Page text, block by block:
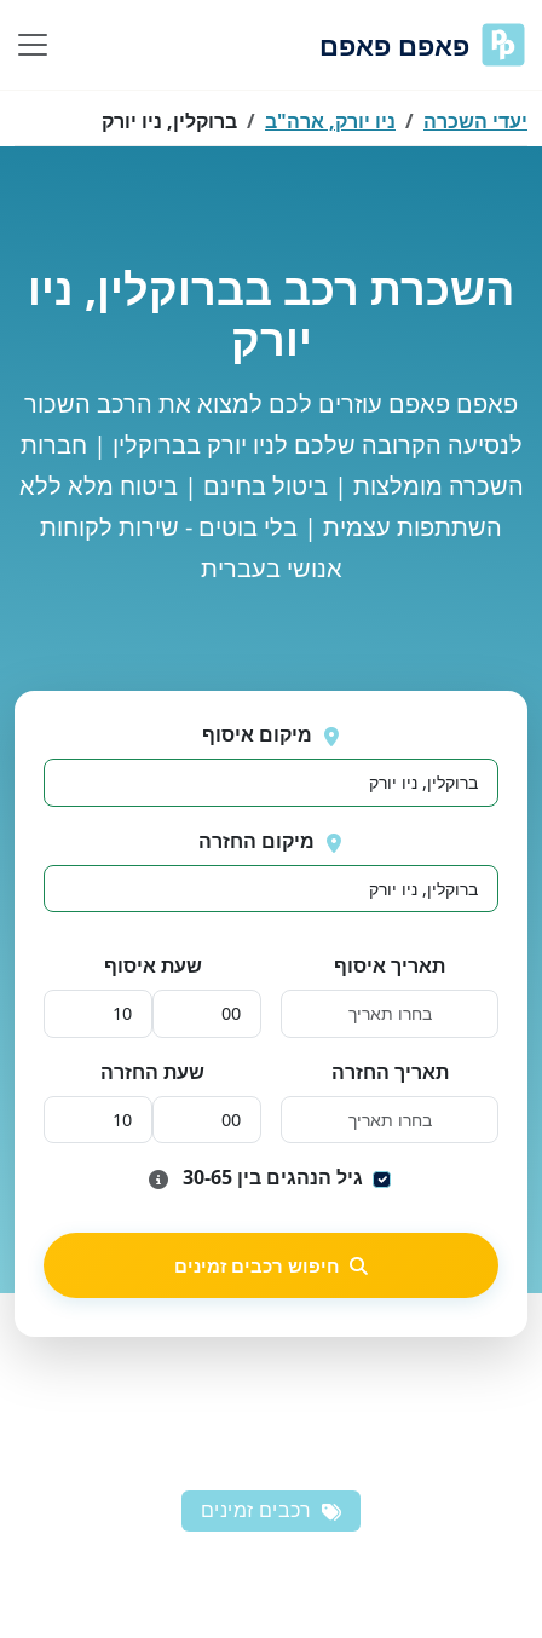
פאפם פאפם
יעדי השכרה ניו יורק, ארה"ב ברוקלין, ניו יורק
השכרת רכב בברוקלין, ניו
יורק
פאפם פאפם עוזרים לכם למצוא את הרכב השכור
לנסיעה הקרובה שלכם לניו יורק בברוקלין | חברות
השכרה מומלצות | ביטול בחינם | ביטוח מלא ללא
השתתפות עצמית | בלי בוטים - שירות לקוחות
אנושי בעברית
שוב
מיקום איסוף
מיקום החזרה
תאריך איסוף שעת איסוף
תאריך החזרה שעת החזרה
גיל הנהגים בין 30-65
חיפוש רכבים זמינים
רכבים זמינים